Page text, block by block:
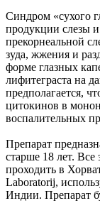
Синдром «сухого
продукции слезы
прекорнеальной
зуда, жжения и
форме глазных
лифитеграста на
предполагается,
цитокинов в
воспалительных
Препарат
старше 18 лет. Все
проходить в
Laboratorij,
Индии. Препарат